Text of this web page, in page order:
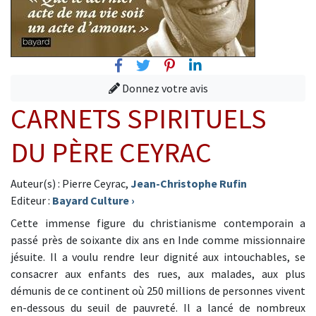
FacebookTwitterPinterest
Linkedin
Donnez votre avis
CARNETS SPIRITUELS
DU PÈRE CEYRAC
Auteur(s) : Pierre Ceyrac, Jean-Christophe Rufin
Editeur : Bayard Culture ›
Cette immense figure du christianisme contemporain a
passé près de soixante dix ans en Inde comme missionnaire
jésuite. Il a voulu rendre leur dignité aux intouchables, se
consacrer aux enfants des rues, aux malades, aux plus
démunis de ce continent où 250 millions de personnes vivent
en-dessous du seuil de pauvreté. Il a lancé de nombreux